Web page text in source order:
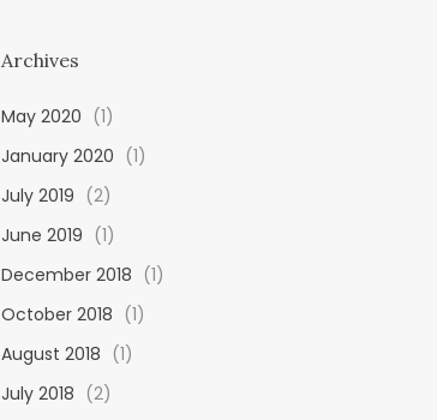
Archives
May 2020 (1)
January 2020 (1)
July 2019 (2)
June 2019 (1)
December 2018 (1)
October 2018 (1)
August 2018 (1)
July 2018 (2)